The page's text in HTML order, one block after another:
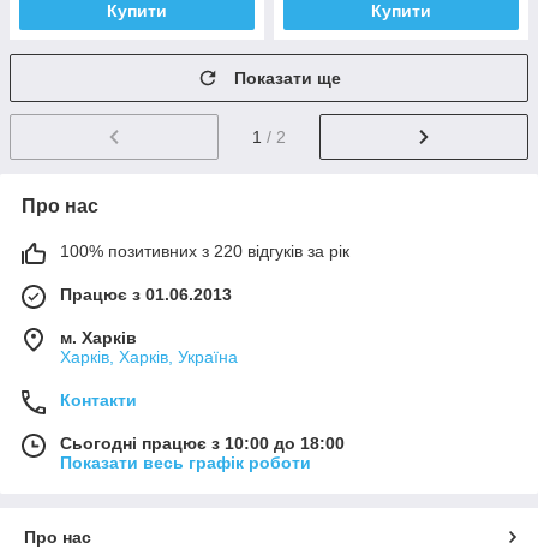
Купити Купити
Показати ще
1 / 2
Про нас
100% позитивних з 220 відгуків за рік
Працює з 01.06.2013
м. Харків
Харків, Харків, Україна
Контакти
Сьогодні працює з 10:00 до 18:00
Показати весь графік роботи
Про нас